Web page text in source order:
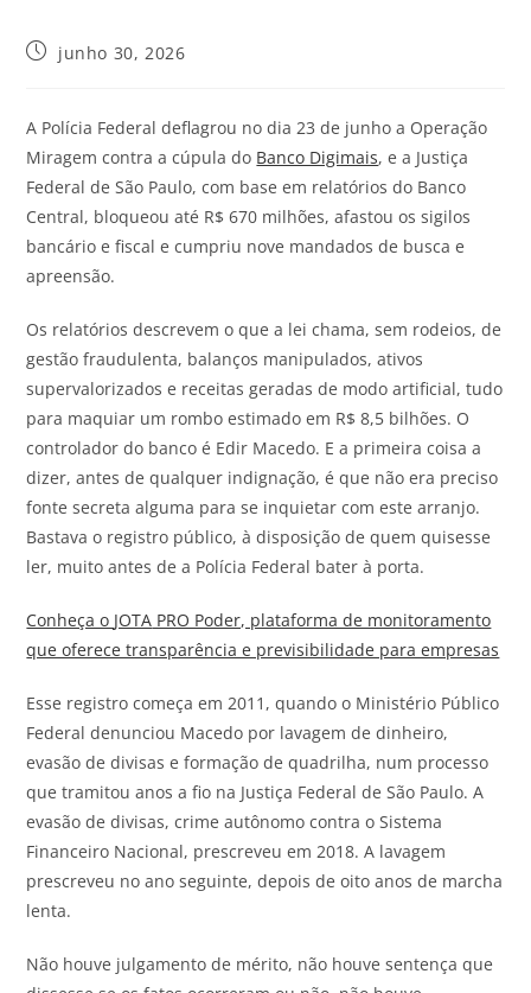
junho 30, 2026
A Polícia Federal deflagrou no dia 23 de junho a Operação
Miragem contra a cúpula do Banco Digimais, e a Justiça
Federal de São Paulo, com base em relatórios do Banco
Central, bloqueou até R$ 670 milhões, afastou os sigilos
bancário e fiscal e cumpriu nove mandados de busca e
apreensão.
Os relatórios descrevem o que a lei chama, sem rodeios, de
gestão fraudulenta, balanços manipulados, ativos
supervalorizados e receitas geradas de modo artificial, tudo
para maquiar um rombo estimado em R$ 8,5 bilhões. O
controlador do banco é Edir Macedo. E a primeira coisa a
dizer, antes de qualquer indignação, é que não era preciso
fonte secreta alguma para se inquietar com este arranjo.
Bastava o registro público, à disposição de quem quisesse
ler, muito antes de a Polícia Federal bater à porta.
Conheça o JOTA PRO Poder, plataforma de monitoramento
que oferece transparência e previsibilidade para empresas
Esse registro começa em 2011, quando o Ministério Público
Federal denunciou Macedo por lavagem de dinheiro,
evasão de divisas e formação de quadrilha, num processo
que tramitou anos a fio na Justiça Federal de São Paulo. A
evasão de divisas, crime autônomo contra o Sistema
Financeiro Nacional, prescreveu em 2018. A lavagem
prescreveu no ano seguinte, depois de oito anos de marcha
lenta.
Não houve julgamento de mérito, não houve sentença que